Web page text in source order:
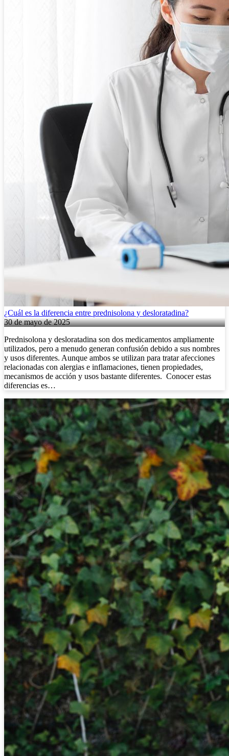
¿Cuál es la diferencia entre prednisolona y desloratadina?
30 de mayo de 2025
Prednisolona y desloratadina son dos medicamentos ampliamente
utilizados, pero a menudo generan confusión debido a sus nombres
y usos diferentes. Aunque ambos se utilizan para tratar afecciones
relacionadas con alergias e inflamaciones, tienen propiedades,
mecanismos de acción y usos bastante diferentes. Conocer estas
diferencias es…